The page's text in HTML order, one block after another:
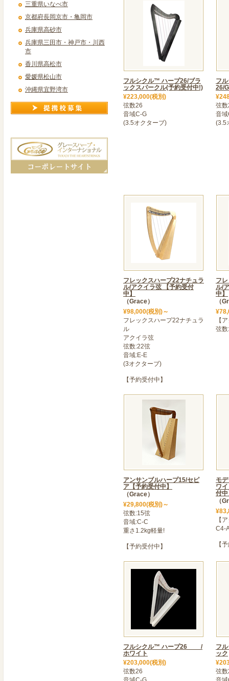
三重県いなべ市
京都府長岡京市・亀岡市
兵庫県高砂市
兵庫県三田市・神戸市・川西
市
香川県高松市
愛媛県松山市
沖縄県宜野湾市
ティーク～登場!やさしい
2025年09月24日
>＜ 「ベイビーハープ・
ベイビーハープシリーズ
ンジェル」入荷しました。
2025年09月10日
>＜ ヨークカルチャー大
神奈川県鎌倉市のイトー
1階にある「ヨークカルチ
で10月からハープ講座が
＜ お盆期間中の営業時間
グレースハープ厚木店(神
【お盆期間中の営業時間
●8月9日～8月18日:営業時
中古ハープ(Dusty
※予約なしのご来店はお
ご予約・お問合せはメー
2025年06月15日
>＜ Gret Grace36L予約受
GG36L予約受付中!
納品は夏～秋となります。
※現在、メープル/マット
在庫あります!すぐにハー
ハープをお探しの必見♪
価格￥270,000円+消費税
2025年04月08日
＜ GW期間中の営業日の
グレースハープ厚木店
★4/26～4/28 休業
★4/29～5/6 営業
<要予約>
最寄駅 小田急線「本厚
📩atsugi@graceharp.com
https://atsugi-harp.com/
2025年03月07日
>＜ ベイビーハープ&ピク
ピクシーハープ」新型
2025年01月25日
＜ 1月入荷分ハープ各種
ご予約分より随時発送致
2024年12月03日
＜ ◆12月・1月営業日の
冬季休業日 12月29日～1
※「グレースハープ厚木
営業しております(要予約)
神奈川県厚木市旭町2-9-
お問合せ
フルシクル™ ハープ26/ブラ
ックスパークル(予約受付中!)
¥223,000(税別)
弦数26
音域C-G
(3.5オクターブ)
フ
26/
弦
音
(3.5
フレックスハープ22ナチュラ
ル/アクイラ弦 【予約受付
中】
（Grace）
¥98,000(税別)～
フレックスハープ22ナチュラ
ル
アクイラ弦
弦数:22弦
音域:E-E
(3オクターブ)
【予約受付中】
フ
ル/
中】
（
【
弦
アンサンブルハープ15/セピ
ア【予約受付中】
（Grace）
¥29,800(税別)～
弦数:15弦
音域:C-C
重さ1.2kg軽量!
【予約受付中】
モ
ワ
付
（
【
C4-
【
フルシクル™ ハープ26 /
ホワイト
¥203,000(税別)
弦数26
フ
ック
弦